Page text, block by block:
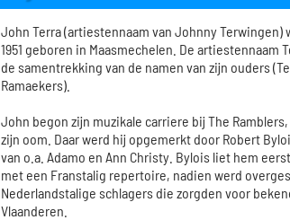
John Terra (artiestennaam van Johnny Terwingen)
1951 geboren in Maasmechelen. De artiestennaam
de samentrekking van de namen van zijn ouders
Ramaekers).
John begon zijn muzikale carriere bij The
zijn oom. Daar werd hij opgemerkt door Robert
van o.a. Adamo en Ann Christy. Bylois liet hem
met een Franstalig repertoire, nadien werd
Nederlandstalige schlagers die zorgden voor
Vlaanderen.